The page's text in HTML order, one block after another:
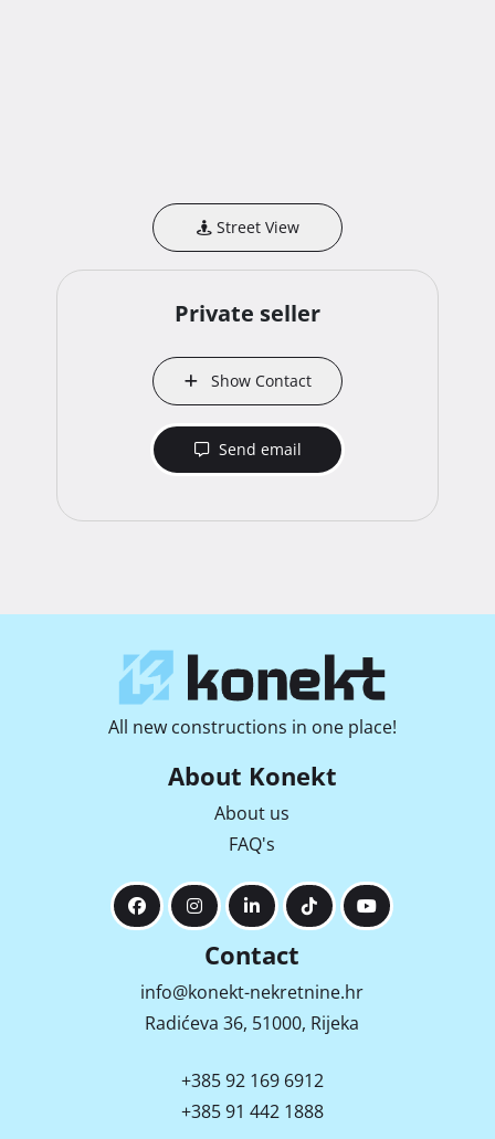
Street View
Private seller
Show Contact
Send email
All new constructions in one place!
About Konekt
About us
FAQ's
Contact
info@konekt-nekretnine.hr
Radićeva 36, 51000, Rijeka
+385 92 169 6912
+385 91 442 1888